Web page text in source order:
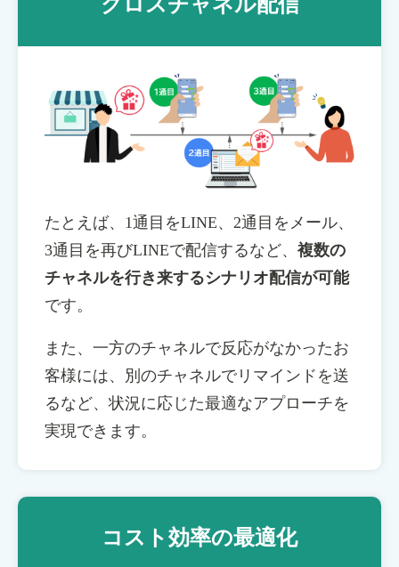
たとえば、1通目をLINE、2通目をメール、
3通目を再びLINEで配信するなど、 複数の
チャネルを行き来するシナリオ配信が可能
です。
また、一方のチャネルで反応がなかったお
客様には、別のチャネルでリマインドを送
るなど、状況に応じた最適なアプローチを
実現できます。
コスト効率の最適化